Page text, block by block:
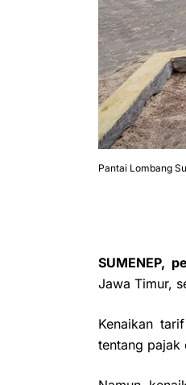
Pantai Lombang
SUMENEP,
Jawa Timur,
Kenaikan
tentang pajak